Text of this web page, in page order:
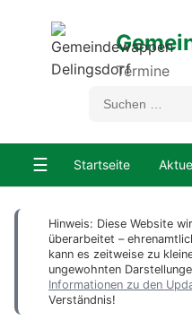
Termine
☰ Startseite
Hinweis: Diese Website
überarbeitet –
kann es zeitweise zu
ungewohnten
Informationen zu den
Verständnis!